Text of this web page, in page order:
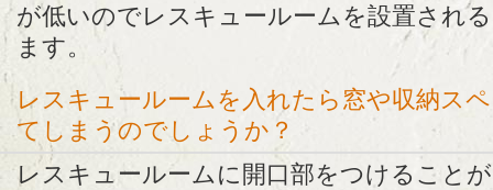
が低いのでレスキュールームを設置され
ます。
レスキュールームを入れたら窓や収納ス
てしまうのでしょうか？
レスキュールームに開口部をつけること